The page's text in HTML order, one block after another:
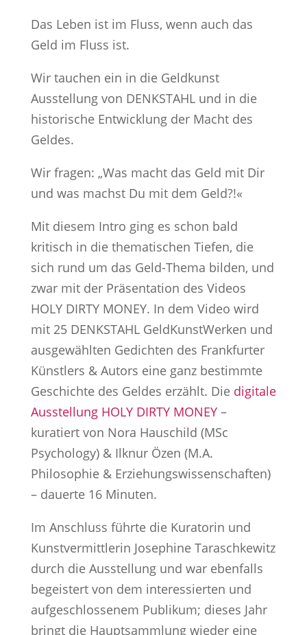
Das Leben ist im Fluss, wenn auch das
Geld im Fluss ist.
Wir tauchen ein in die Geldkunst
Ausstellung von DENKSTAHL und in die
historische Entwicklung der Macht des
Geldes.
Wir fragen: „Was macht das Geld mit Dir
und was machst Du mit dem Geld?!«
Mit diesem Intro ging es schon bald
kritisch in die thematischen Tiefen, die
sich rund um das Geld-Thema bilden, und
zwar mit der Präsentation des Videos
HOLY DIRTY MONEY. In dem Video wird
mit 25 DENKSTAHL GeldKunstWerken und
ausgewählten Gedichten des Frankfurter
Künstlers & Autors eine ganz bestimmte
Geschichte des Geldes erzählt. Die digitale
Ausstellung HOLY DIRTY MONEY–
kuratiert von Nora Hauschild (MSc
Psychology) & Ilknur Özen (M.A.
Philosophie & Erziehungswissenschaften)
– dauerte 16 Minuten.
Im Anschluss führte die Kuratorin und
Kunstvermittlerin Josephine Taraschkewitz
durch die Ausstellung und war ebenfalls
begeistert von dem interessierten und
aufgeschlossenem Publikum; dieses Jahr
bringt die Hauptsammlung wieder eine